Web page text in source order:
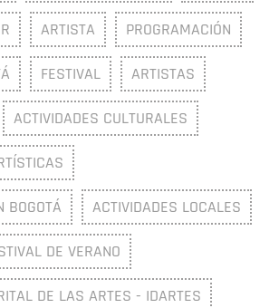
ARTISTA PROGRAMACIÓN
FESTIVAL ARTISTAS
ACTIVIDADES CULTURALES
BOGOTÁ ACTIVIDADES LOCALES
DE VERANO
DE LAS ARTES - IDARTES